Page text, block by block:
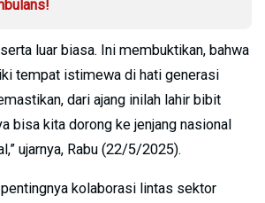
luar biasa. Ini membuktikan, bahwa
tempat istimewa di hati generasi
dari ajang inilah lahir bibit
bisa kita dorong ke jenjang nasional
ujarnya, Rabu (22/5/2025).
kolaborasi lintas sektor